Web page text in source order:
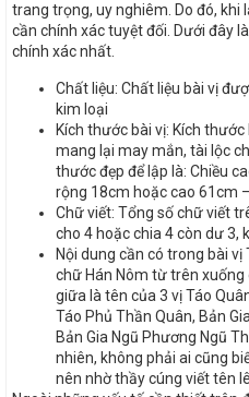
trang trọng, uy nghiêm. Do đó, khi
cần chính xác tuyệt đối. Dưới đây
chính xác nhất.
Chất liệu: Chất liệu bài vị
kim loại
Kích thước bài vị: Kích
mang lại may mắn, tài lộc
thước đẹp để lập là: Chiều
rộng 18cm hoặc cao 61cm
Chữ viết: Tổng số chữ viết
cho 4 hoặc chia 4 còn dư 3,
Nội dung cần có trong bài
chữ Hán Nôm từ trên
giữa là tên của 3 vị Táo
Táo Phủ Thần Quân, Bản
Bản Gia Ngũ Phương Ngũ
nhiên, không phải ai cũng
nên nhờ thầy cúng viết tên